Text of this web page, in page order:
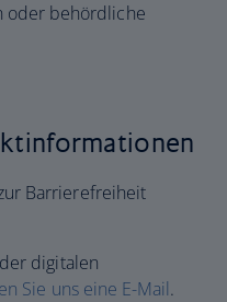
oder behördliche
Barrierefreiheit
digitalen
Sie uns eine E-Mail.